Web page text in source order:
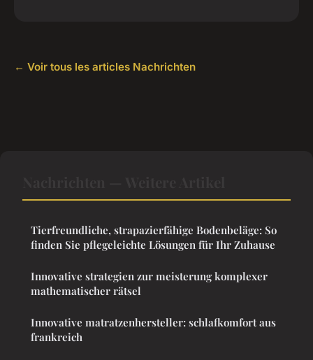
← Voir tous les articles Nachrichten
Tierfreundliche, strapazierfähige Bodenbeläge: So
finden Sie pflegeleichte Lösungen für Ihr Zuhause
Innovative strategien zur meisterung komplexer
mathematischer rätsel
Innovative matratzenhersteller: schlafkomfort aus
frankreich